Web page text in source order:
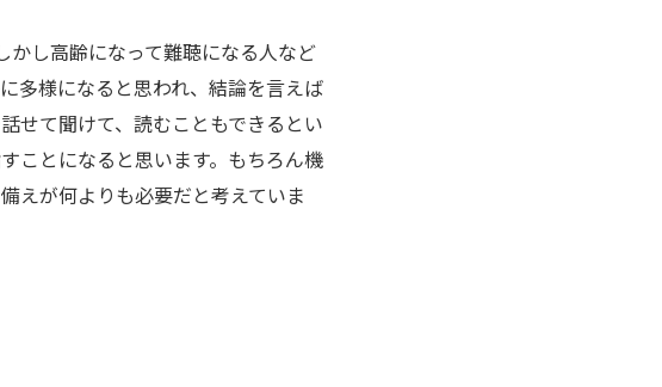
かし高齢になって難聴になる人など
多様になると思われ、結論を言えば
せて聞けて、読むこともできるとい
ことになると思います。もちろん機
えが何よりも必要だと考えていま